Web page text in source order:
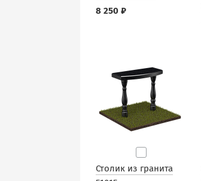
8 250 ₽
Столик из гранита